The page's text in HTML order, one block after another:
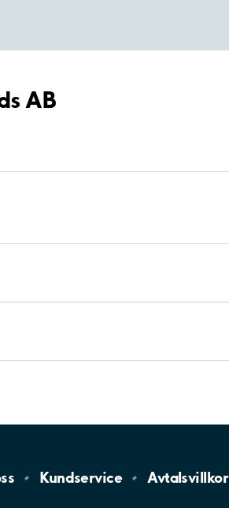
AB
Kundservice Avtalsvillkor